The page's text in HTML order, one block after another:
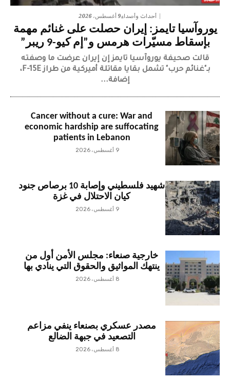
أحداث وأصداء9 أغسطس، 2026
يوروآسيا تايمز: إيران حصلت على غنائم مهمة
بإسقاط مسيّرات هرمس و”إم كيو-9 ريبر”
قالت صحيفة يوروآسيا تايمز إن إيران عرضت ما وصفته
بـ"غنائم حرب" تشمل بقايا مقاتلة أميركية من طراز F-15E،
إضافة...
Cancer without a cure: War and
economic hardship are suffocating
patients in Lebanon
9 أغسطس، 2026
شهيد فلسطيني وإصابة 10 برصاص جنود
كيان الاحتلال في غزة
9 أغسطس، 2026
خارجية صنعاء: مجلس الأمن أول من
ينتهك المواثيق والحقوق التي ينادي بها
8 أغسطس، 2026
مصدر عسكري بصنعاء ينفي مزاعم
التصعيد في جبهة الضالع
8 أغسطس، 2026